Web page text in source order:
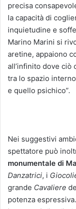
precisa
la capacità di
inquietudine e
Marino Marini si
aretine, appaiono
all’infinito dove ciò
tra lo spazio
e quello psichico”.
Nei suggestivi
spettatore può
monumentale di
Danzatrici, i
grande Cavaliere
potenza